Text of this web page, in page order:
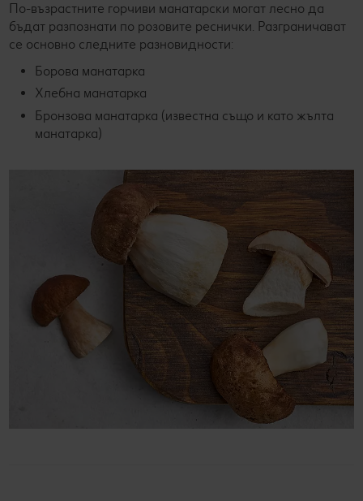
По-възрастните горчиви манатарски могат лесно да
бъдат разпознати по розовите реснички. Разграничават
се основно следните разновидности:
Борова манатарка
Хлебна манатарка
Бронзова манатарка (известна също и като жълта
манатарка)